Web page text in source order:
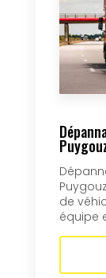
de
équipe